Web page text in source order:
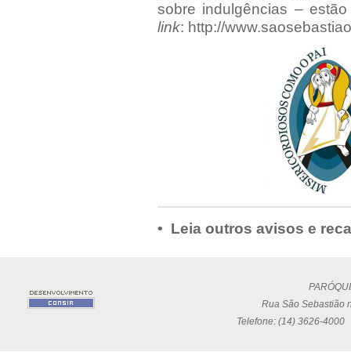
sobre indulgências –
link: http://
• Leia outros avisos e
Rua São Sebastião
Telefone: (14) 3626-